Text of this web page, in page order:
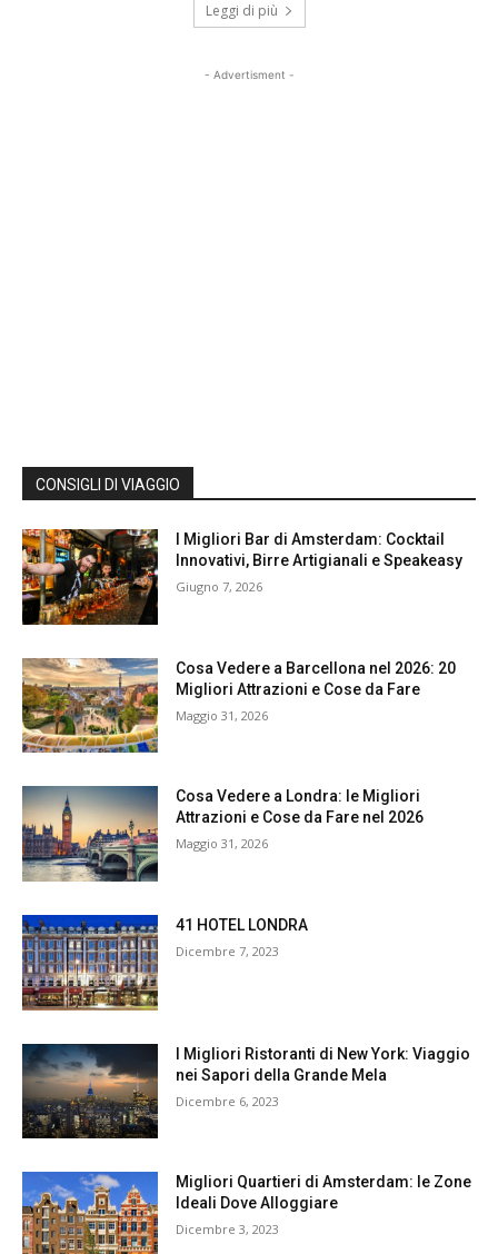
Leggi di più
- Advertisment -
CONSIGLI DI VIAGGIO
I Migliori Bar di Amsterdam: Cocktail
Innovativi, Birre Artigianali e Speakeasy
Giugno 7, 2026
Cosa Vedere a Barcellona nel 2026: 20
Migliori Attrazioni e Cose da Fare
Maggio 31, 2026
Cosa Vedere a Londra: le Migliori
Attrazioni e Cose da Fare nel 2026
Maggio 31, 2026
41 HOTEL LONDRA
Dicembre 7, 2023
I Migliori Ristoranti di New York: Viaggio
nei Sapori della Grande Mela
Dicembre 6, 2023
Migliori Quartieri di Amsterdam: le Zone
Ideali Dove Alloggiare
Dicembre 3, 2023